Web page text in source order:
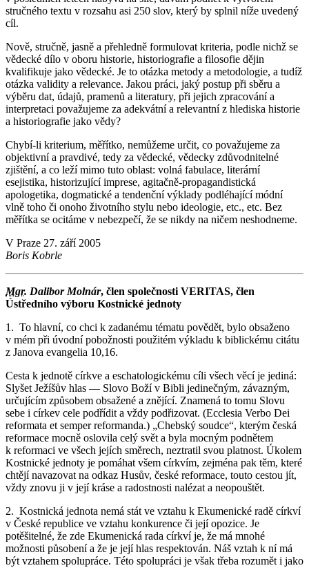
stručného textu v rozsahu asi 250 slov, který by splnil níže uvedený
cíl.
Nově, stručně, jasně a přehledně formulovat kriteria, podle nichž se
vědecké dílo v oboru historie, historiografie a filosofie dějin
kvalifikuje jako vědecké. Je to otázka metody a metodologie, a tudíž
otázka validity a relevance. Jakou práci, jaký postup při sběru a
výběru dat, údajů, pramenů a literatury, při jejich zpracování a
interpretaci považujeme za adekvátní a relevantní z hlediska historie
a historiografie jako vědy?
Chybí-li kriterium, měřítko, nemůžeme určit, co považujeme za
objektivní a pravdivé, tedy za vědecké, vědecky zdůvodnitelné
zjištění, a co leží mimo tuto oblast: volná fabulace, literární
esejistika, historizující imprese, agitačně-propagandistická
apologetika, dogmatické a tendenční výklady podléhající módní
vlně toho či onoho životního stylu nebo ideologie, etc., etc. Bez
měřítka se ocitáme v nebezpečí, že se nikdy na ničem neshodneme.
V Praze 27. září 2005
Boris Kobrle
Mgr. Dalibor Molnár, člen společnosti VERITAS, člen
Ústředního výboru Kostnické jednoty
1. To hlavní, co chci k zadanému tématu povědět, bylo obsaženo
v mém při úvodní pobožnosti použitém výkladu k biblickému citátu
z Janova evangelia 10,16.
Cesta k jednotě církve a eschatologickému cíli všech věcí je jediná:
Slyšet Ježíšův hlas — Slovo Boží v Bibli jedinečným, závazným,
určujícím způsobem obsažené a znějící. Znamená to tomu Slovu
sebe i církev cele podřídit a vždy podřizovat. (Ecclesia Verbo Dei
reformata et semper reformanda.) „Chebský soudce“, kterým česká
reformace mocně oslovila celý svět a byla mocným podnětem
k reformaci ve všech jejích směrech, neztratil svou platnost. Úkolem
Kostnické jednoty je pomáhat všem církvím, zejména pak těm, které
chtějí navazovat na odkaz Husův, české reformace, touto cestou jít,
vždy znovu ji v její kráse a radostnosti nalézat a neopouštět.
2. Kostnická jednota nemá stát ve vztahu k Ekumenické radě církví
v České republice ve vztahu konkurence či její opozice. Je
potěšitelné, že zde Ekumenická rada církví je, že má mnohé
možnosti působení a že je její hlas respektován. Náš vztah k ní má
být vztahem spolupráce. Této spolupráci je však třeba rozumět i jako